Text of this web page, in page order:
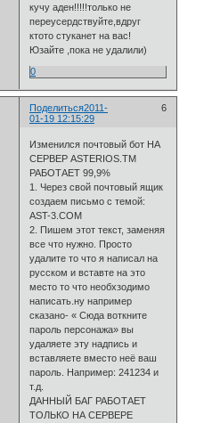
кучу аден!!!!!только не
переусердствуйте,вдруг
ктото стуканет на вас!
Юзайте ,пока не удалили)
0
Поделиться 6
2011-
01-19 12:15:29
Изменился почтовый бот НА
СЕРВЕР ASTERIOS.TM
РАБОТАЕТ 99,9%
1. Через свой почтовый ящик
создаем письмо с темой:
AST-3.COМ
2. Пишем этот текст, заменяя
все что нужно. Просто
удалите то что я написал на
русском и вставте на это
место то что необхзодимо
написать.ну например
сказано- « Сюда воткните
пароль персонажа» вы
удаляете эту надпись и
вставляете вместо неё ваш
пароль. Например: 241234 и
т.д.
ДАННЫЙ БАГ РАБОТАЕТ
ТОЛЬКО НА СЕРВЕРЕ